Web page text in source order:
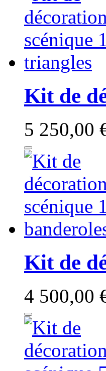
Kit de
5 250,00
Kit de
4 500,00